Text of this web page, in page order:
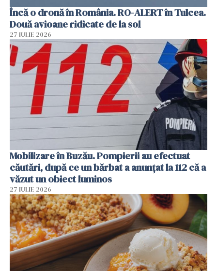
Încă o dronă în România. RO-ALERT în Tulcea.
Două avioane ridicate de la sol
27 IULIE 2026
Mobilizare în Buzău. Pompierii au efectuat
căutări, după ce un bărbat a anunțat la 112 că a
văzut un obiect luminos
27 IULIE 2026